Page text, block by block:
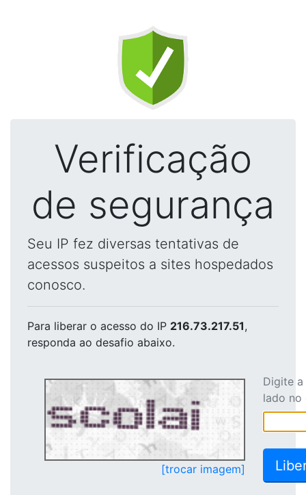
Verificação
de segurança
Seu IP fez diversas tentativas de
acessos suspeitos a sites hospedados
conosco.
Para liberar o acesso do IP 216.73.217.51,
responda ao desafio abaixo.
[trocar imagem]
Digite
lado no